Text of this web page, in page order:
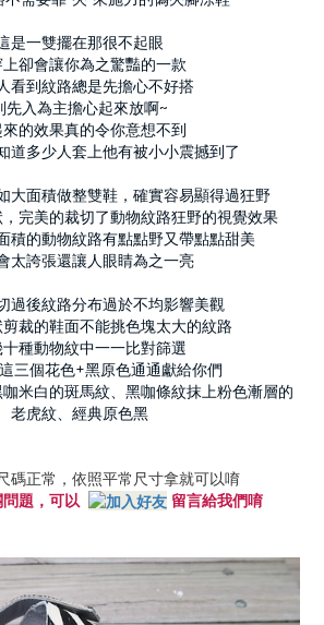
是一雙擺在那很不起眼
卻會讓你為之驚豔的一款
看到紋路總是先擔心不好搭
先入為主擔心起來放啊~
來的效果真的令你意想不到
道多少人套上他有被小小震撼到了
大面積做整雙鞋，確實容易顯得過狂野
完美的裁切了動物紋路狂野的視覺效果
積的動物紋路有點點野又帶點點甜美
太誇張還讓人眼睛為之一亮
過後紋路分布過於不均影響美觀
裁的鞋面不能挑色塊太大的紋路
種動物紋中一一比對篩選
三個花色+黑原色通通獻給你們
米白的斑馬紋、黑咖條紋抹上粉色漸層的
老虎紋、經典原色黑
碼正常，依照平常尺寸拿就可以唷
題，可以
留言給我們唷